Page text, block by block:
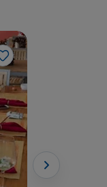
Me gusta